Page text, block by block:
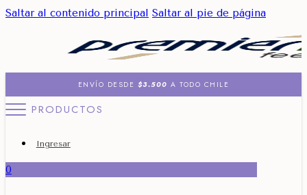
Saltar al contenido principal Saltar al pie de página
ENVÍO DESDE $3.500 A TODO CHILE
PRODUCTOS
Ingresar
0